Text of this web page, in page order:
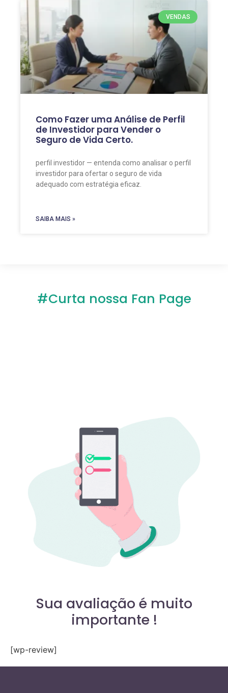
VENDAS
Como Fazer uma Análise de Perfil
de Investidor para Vender o
Seguro de Vida Certo.
perfil investidor — entenda como analisar o perfil
investidor para ofertar o seguro de vida
adequado com estratégia eficaz.
SAIBA MAIS »
#Curta nossa Fan Page
Sua avaliação é muito
importante !
[wp-review]